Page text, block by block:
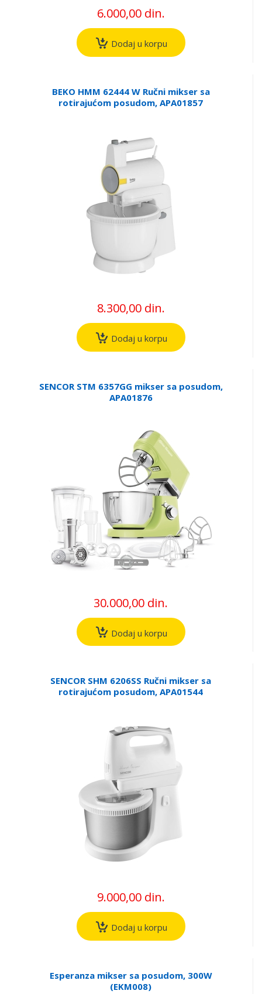
6.000,00 din.
Dodaj u korpu
BEKO HMM 62444 W Ručni mikser sa
rotirajućom posudom, APA01857
8.300,00 din.
Dodaj u korpu
SENCOR STM 6357GG mikser sa posudom,
APA01876
30.000,00 din.
Dodaj u korpu
SENCOR SHM 6206SS Ručni mikser sa
rotirajućom posudom, APA01544
9.000,00 din.
Dodaj u korpu
Esperanza mikser sa posudom, 300W
(EKM008)